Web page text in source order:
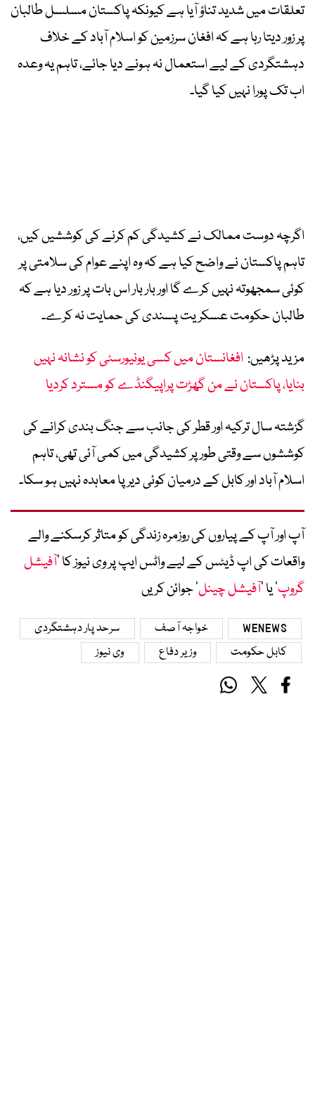
تعلقات میں شدید تناؤ آیا ہے کیونکہ پاکستان مسلسل طالبان
پر زور دیتا رہا ہے کہ افغان سرزمین کو اسلام آباد کے خلاف
دہشتگردی کے لیے استعمال نہ ہونے دیا جائے، تاہم یہ وعدہ
اب تک پورا نہیں کیا گیا۔
اگرچہ دوست ممالک نے کشیدگی کم کرنے کی کوششیں کیں،
تاہم پاکستان نے واضح کیا ہے کہ وہ اپنے عوام کی سلامتی پر
کوئی سمجھوتہ نہیں کرے گا اور بار بار اس بات پر زور دیا ہے کہ
طالبان حکومت عسکریت پسندی کی حمایت نہ کرے۔
مزید پڑھیں: افغانستان میں کسی یونیورسٹی کو نشانہ نہیں
بنایا، پاکستان نے من گھڑت پراپیگنڈے کو مسترد کردیا
گزشتہ سال ترکیہ اور قطر کی جانب سے جنگ بندی کرانے کی
کوششوں سے وقتی طور پر کشیدگی میں کمی آئی تھی، تاہم
اسلام آباد اور کابل کے درمیان کوئی دیرپا معاہدہ نہیں ہو سکا۔
آپ اور آپ کے پیاروں کی روزمرہ زندگی کو متاثر کرسکنے والے
واقعات کی اپ ڈیٹس کے لیے واٹس ایپ پر وی نیوز کا ’آفیشل
گروپ‘ یا ’آفیشل چینل‘ جوائن کریں
WENEWS خواجہ آصف
سرحد پار دہشتگردی
کابل حکومت
وزیر دفاع وی نیوز